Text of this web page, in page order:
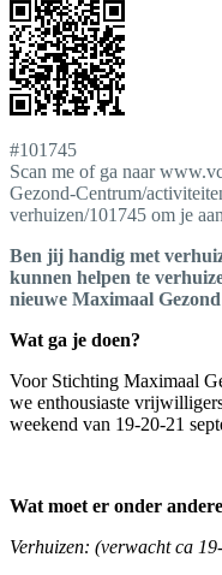
#101745
Scan me of ga naar
Gezond-Centrum/
verhuizen/101745 om je
Ben jij handig met
kunnen helpen te
nieuwe Maximaal
Wat ga je doen?
Voor Stichting Maximaal
we enthousiaste
weekend van 19-20-21
Wat moet er onder
Verhuizen: (verwacht ca